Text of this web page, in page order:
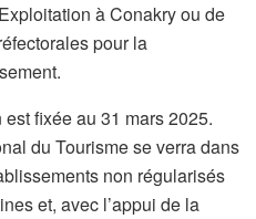
à Conakry ou de
pour la
fixée au 31 mars 2025.
du Tourisme se verra dans
non régularisés
et, avec l’appui de la